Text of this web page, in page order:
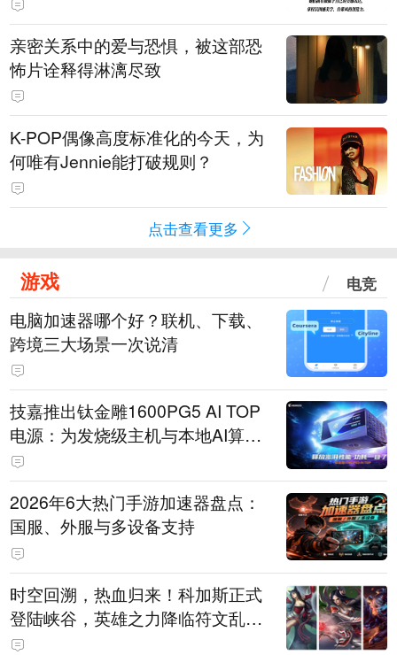
亲密关系中的爱与恐惧，被这部恐
怖片诠释得淋漓尽致
K-POP偶像高度标准化的今天，为
何唯有Jennie能打破规则？
点击查看更多
游戏 电竞
电脑加速器哪个好？联机、下载、
跨境三大场景一次说清
技嘉推出钛金雕1600PG5 AI TOP
电源：为发烧级主机与本地AI算力
打造旗舰供电方案
2026年6大热门手游加速器盘点：
国服、外服与多设备支持
时空回溯，热血归来！科加斯正式
登陆峡谷，英雄之力降临符文乱
斗！